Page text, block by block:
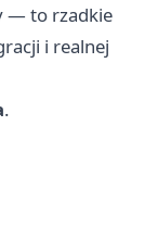
— to rzadkie
i realnej
.